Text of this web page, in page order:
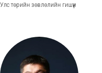
Улс төрийн зөвлөлийн гишүүн